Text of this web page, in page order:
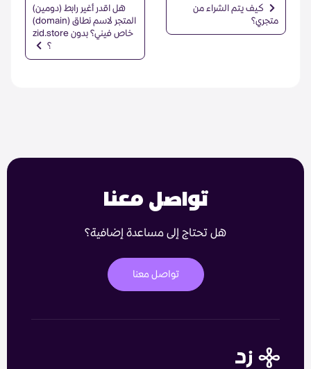
كيف يتم الشراء من
متجري؟
هل اقدر أغير رابط (دومين)
المتجر لاسم نطاق (domain)
خاص فيني؟ بدون zid.store
؟
تواصل معنا
هل تحتاج إلى مساعدة إضافية؟
تواصل معنا